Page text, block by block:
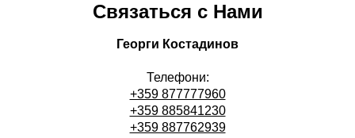
Связаться с Нами
Георги Костадинов
Телефони:
+359 877777960
+359 885841230
+359 887762939